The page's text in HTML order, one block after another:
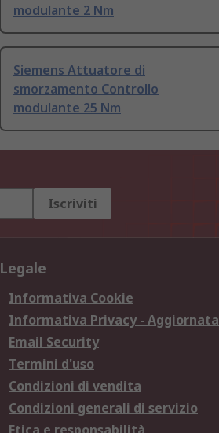
modulante 2 Nm
Siemens Attuatore di
smorzamento Controllo
modulante 25 Nm
Iscriviti
Legale
Informativa Cookie
Informativa Privacy - Aggiornata
Email Security
Termini d'uso
Condizioni di vendita
Condizioni generali di servizio